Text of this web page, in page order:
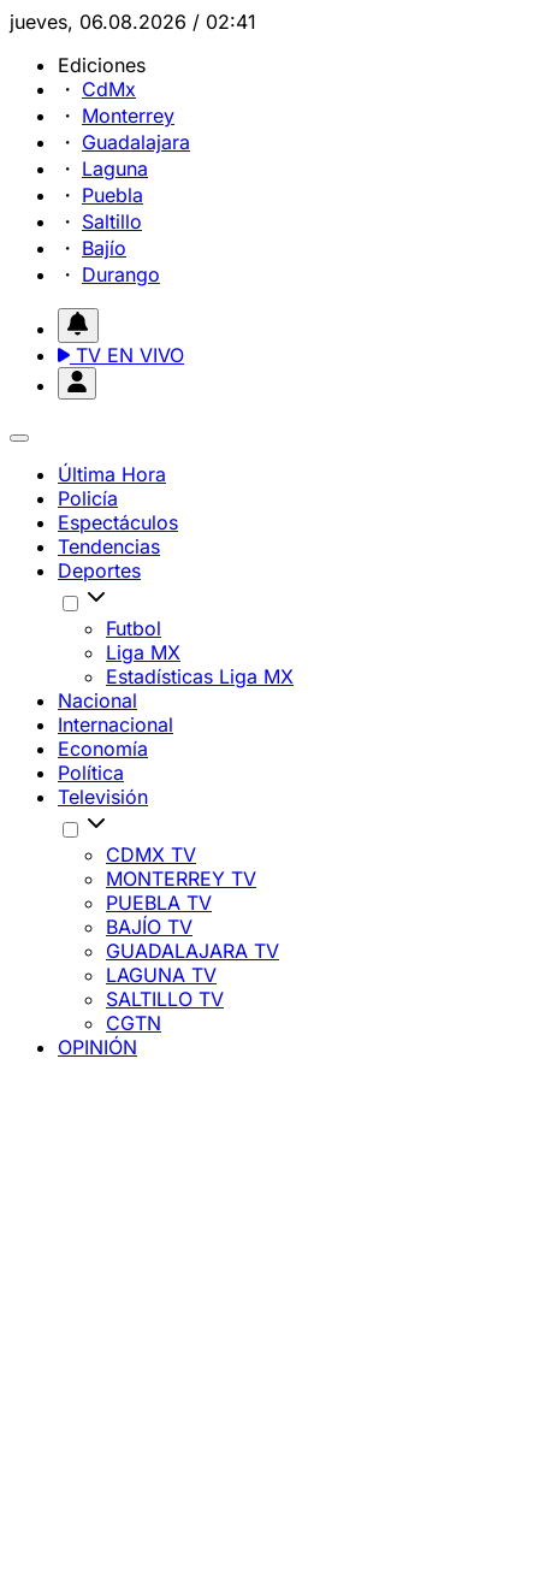
jueves, 06.08.2026 / 02:41
Ediciones
CdMx
Monterrey
Guadalajara
Laguna
Puebla
Saltillo
Bajío
Durango
TV EN VIVO
Última Hora
Policía
Espectáculos
Tendencias
Deportes
Futbol
Liga MX
Estadísticas Liga MX
Nacional
Internacional
Economía
Política
Televisión
CDMX TV
MONTERREY TV
PUEBLA TV
BAJÍO TV
GUADALAJARA TV
LAGUNA TV
SALTILLO TV
CGTN
OPINIÓN